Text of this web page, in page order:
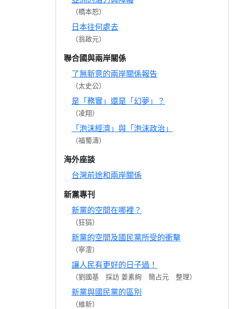
（橋本恕）
日本往何處去
（翁啟元）
聯合國與兩岸關係
了無新意的兩岸關係報告
（太史公）
是「務實」還是「幻夢」？
（凌翔）
「泡沫經濟」與「泡沫政治」
（福蜀濤）
海外座談
台灣前途和兩岸關係
新黨專刊
新黨的空間在哪裡？
（狂狷）
新黨的空間及國民黨所受的衝擊
（寧澐）
讓人民有更好的日子過！
（劉國基 採訪 姜素絢 簡占元 整理）
新黨與國民黨的區別
（維新）